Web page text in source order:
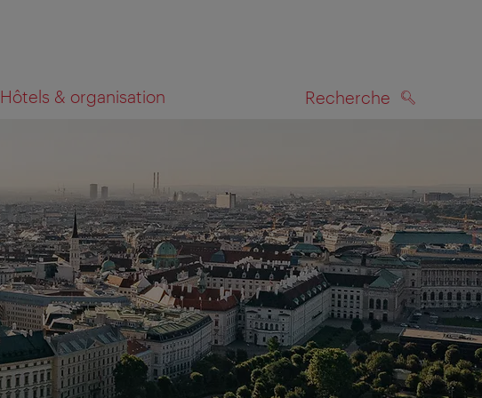
Hôtels & organisation Recherche